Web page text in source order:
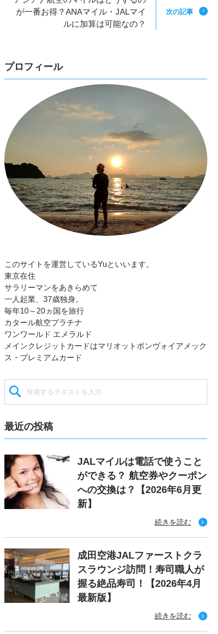
次の記事
が一番お得？ANAマイル・JALマイ
ルに加算は可能なの？
プロフィール
このサイトを運営しているYuといいます。
東京在住
サラリーマンをあきらめて
一人起業、37歳独身。
毎年10～20ヵ国を旅行
カタール航空プラチナ
ワンワールド エメラルド
メインクレジットカードはマリオットボンヴォイアメック
ス・プレミアムカード
最近の投稿
JALマイルは電話で使うこと
ができる？ 航空券やクーポン
への交換は？【2026年6月更
新】
続きを読む
成田空港JALファーストクラ
スラウンジ訪問！寿司職人が
握る絶品寿司！【2026年4月
最新版】
続きを読む